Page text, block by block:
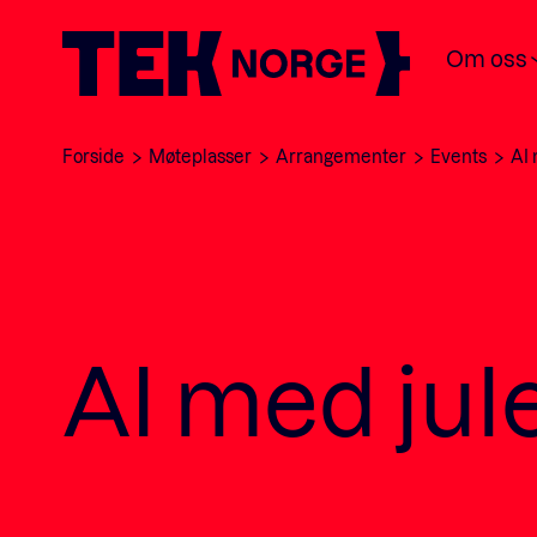
Om oss
Forside Møteplasser Arrangementer Events AI
AI med